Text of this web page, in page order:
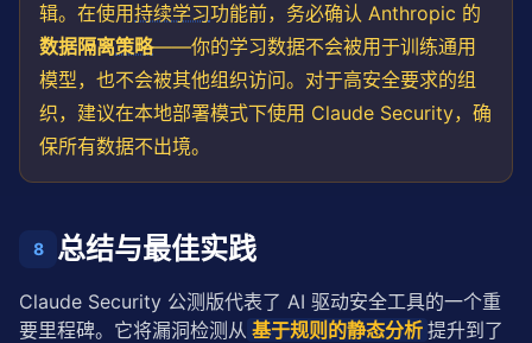
辑。在使用持续学习功能前，务必确认 Anthropic 的
数据隔离策略——你的学习数据不会被用于训练通用
模型，也不会被其他组织访问。对于高安全要求的组
织，建议在本地部署模式下使用 Claude Security，确
保所有数据不出境。
8 总结与最佳实践
Claude Security 公测版代表了 AI 驱动安全工具的一个重
要里程碑。它将漏洞检测从 基于规则的静态分析 提升到了